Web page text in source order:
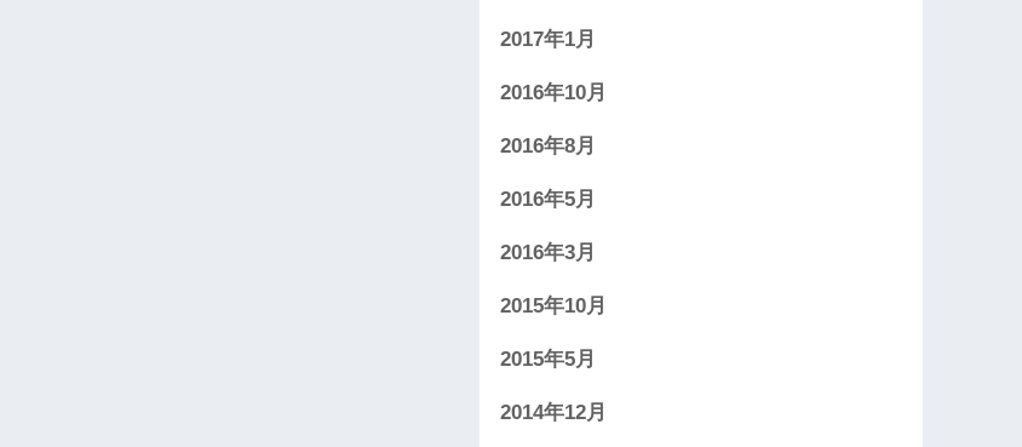
2017年1月
2016年10月
2016年8月
2016年5月
2016年3月
2015年10月
2015年5月
2014年12月